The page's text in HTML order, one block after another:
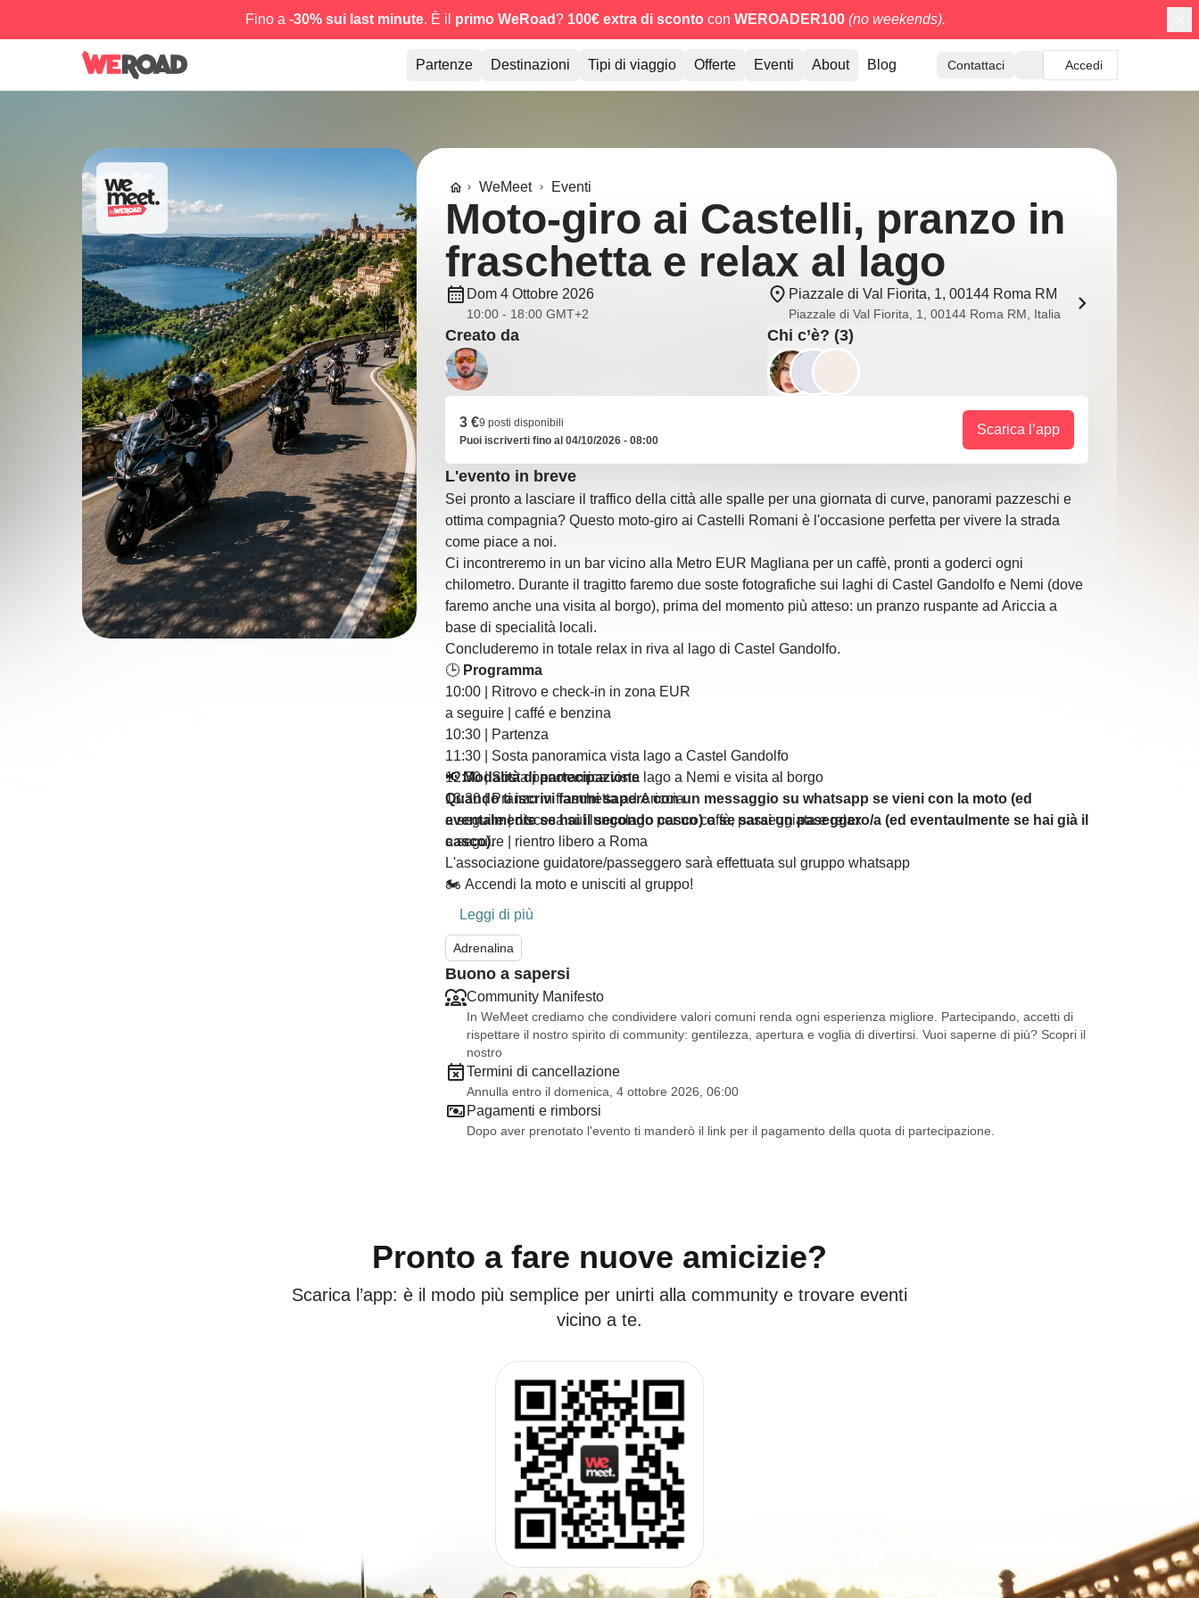
Fino a -30% sui last minute. È il primo WeRoad? 100€ extra di scontocon WEROADER100 (no weekends).
Partenze Destinazioni Tipi di viaggio Offerte Eventi About Blog Contattaci Accedi
WeMeet Eventi
Moto-giro ai Castelli, pranzo in
fraschetta e relax al lago
Dom 4 Ottobre 2026
10:00 - 18:00 GMT+2
Piazzale di Val Fiorita, 1, 00144 Roma RM
Piazzale di Val Fiorita, 1, 00144 Roma RM, Italia
Creato da Chi c’è? (3)
3 €9 posti disponibili
Puoi iscriverti fino al 04/10/2026 - 08:00
Scarica l’app
L'evento in breve
Sei pronto a lasciare il traffico della città alle spalle per una giornata di curve, panorami pazzeschi e
ottima compagnia? Questo moto-giro ai Castelli Romani è l'occasione perfetta per vivere la strada
come piace a noi.
Ci incontreremo in un bar vicino alla Metro EUR Magliana per un caffè, pronti a goderci ogni
chilometro. Durante il tragitto faremo due soste fotografiche sui laghi di Castel Gandolfo e Nemi (dove
faremo anche una visita al borgo), prima del momento più atteso: un pranzo ruspante ad Ariccia a
base di specialità locali.
Concluderemo in totale relax in riva al lago di Castel Gandolfo.
🕒 Programma
10:00 | Ritrovo e check-in in zona EUR
a seguire | caffé e benzina
10:30 | Partenza
11:30 | Sosta panoramica vista lago a Castel Gandolfo
12:30 | Sosta panoramica vista lago a Nemi e visita al borgo
13:30 | Pranzo in fraschetta ad Ariccia
a seguire | discesa sul lungolago per un caffè, passeggiata e relax
a seguire | rientro libero a Roma
📢Modalità di partecipazione
Quando ti iscrivi fammi sapere con un messaggio su whatsapp se vieni con la moto (ed
eventalmente se hai il secondo casco) o se sarai un paseggero/a (ed eventaulmente se hai già il
casco).
L'associazione guidatore/passeggero sarà effettuata sul gruppo whatsapp
🏍️ Accendi la moto e unisciti al gruppo!
Leggi di più
Adrenalina
Buono a sapersi
Community Manifesto
In WeMeet crediamo che condividere valori comuni renda ogni esperienza migliore. Partecipando, accetti di
rispettare il nostro spirito di community: gentilezza, apertura e voglia di divertirsi. Vuoi saperne di più? Scopri il
nostro
Termini di cancellazione
Annulla entro il domenica, 4 ottobre 2026, 06:00
Pagamenti e rimborsi
Dopo aver prenotato l'evento ti manderò il link per il pagamento della quota di partecipazione.
Pronto a fare nuove amicizie?
Scarica l’app: è il modo più semplice per unirti alla community e trovare eventi
vicino a te.